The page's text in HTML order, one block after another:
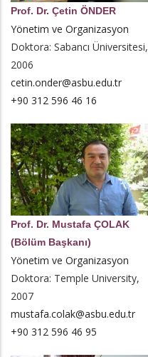
Prof. Dr. Çetin ÖNDER
Yönetim ve Organizasyon
Doktora: Sabancı Üniversitesi,
2006
cetin.onder@asbu.edu.tr
+90 312 596 46 16
Prof. Dr. Mustafa ÇOLAK
(Bölüm Başkanı)
Yönetim ve Organizasyon
Doktora: Temple University,
2007
mustafa.colak@asbu.edu.tr
+90 312 596 46 95